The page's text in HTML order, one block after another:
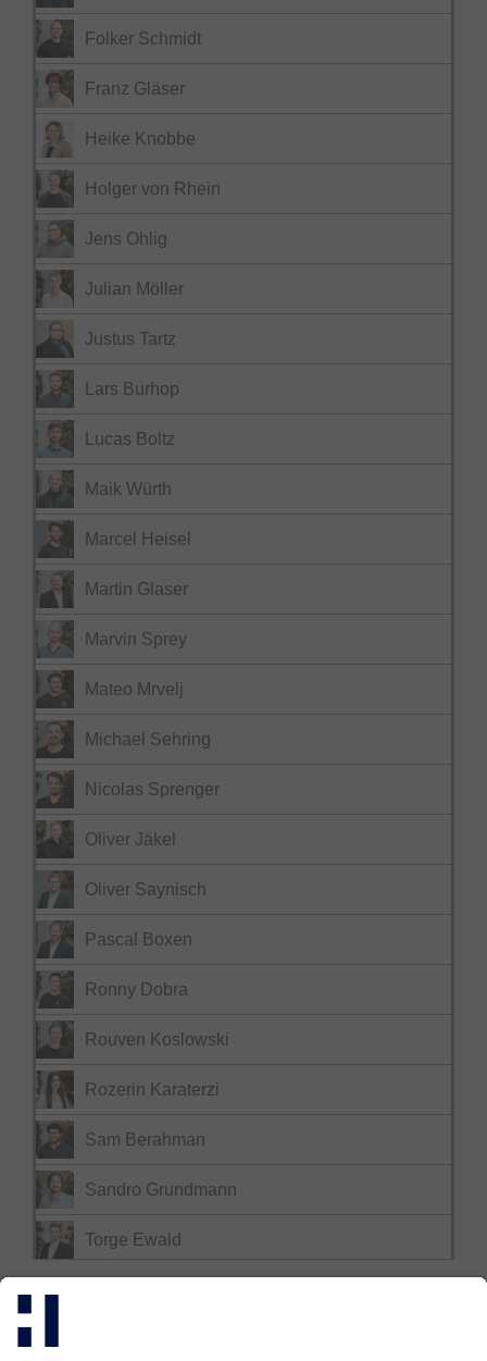
Folker Schmidt
Franz Gläser
Heike Knobbe
Holger von Rhein
Jens Ohlig
Julian Möller
Justus Tartz
Lars Burhop
Lucas Boltz
Maik Würth
Marcel Heisel
Martin Glaser
Marvin Sprey
Mateo Mrvelj
Michael Sehring
Nicolas Sprenger
Oliver Jäkel
Oliver Saynisch
Pascal Boxen
Ronny Dobra
Rouven Koslowski
Rozerin Karaterzi
Sam Berahman
Sandro Grundmann
Torge Ewald